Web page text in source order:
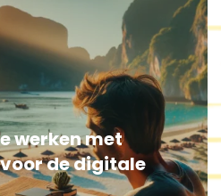
werken met
voor de digitale